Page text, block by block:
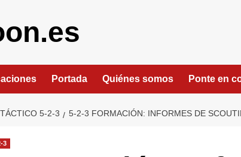
Portada Quiénes somos Ponte en
5-2-3 5-2-3 FORMACIÓN: INFORMES DE
3